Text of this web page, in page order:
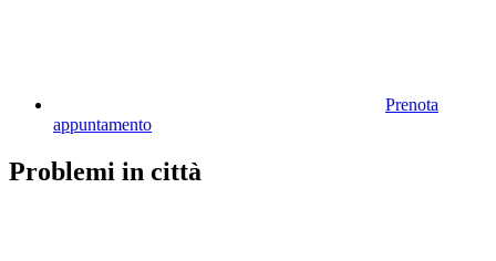
Prenota
appuntamento
Problemi in città